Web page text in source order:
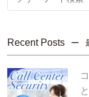
Recent Posts